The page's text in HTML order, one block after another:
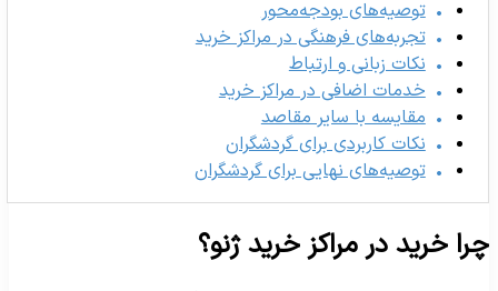
توصیه‌های بودجه‌محور
تجربه‌های فرهنگی در مراکز خرید
نکات زبانی و ارتباط
خدمات اضافی در مراکز خرید
مقایسه با سایر مقاصد
نکات کاربردی برای گردشگران
توصیه‌های نهایی برای گردشگران
خرید در مراکز خرید ژنو؟